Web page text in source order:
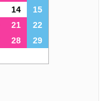
14
15
21
22
28
29